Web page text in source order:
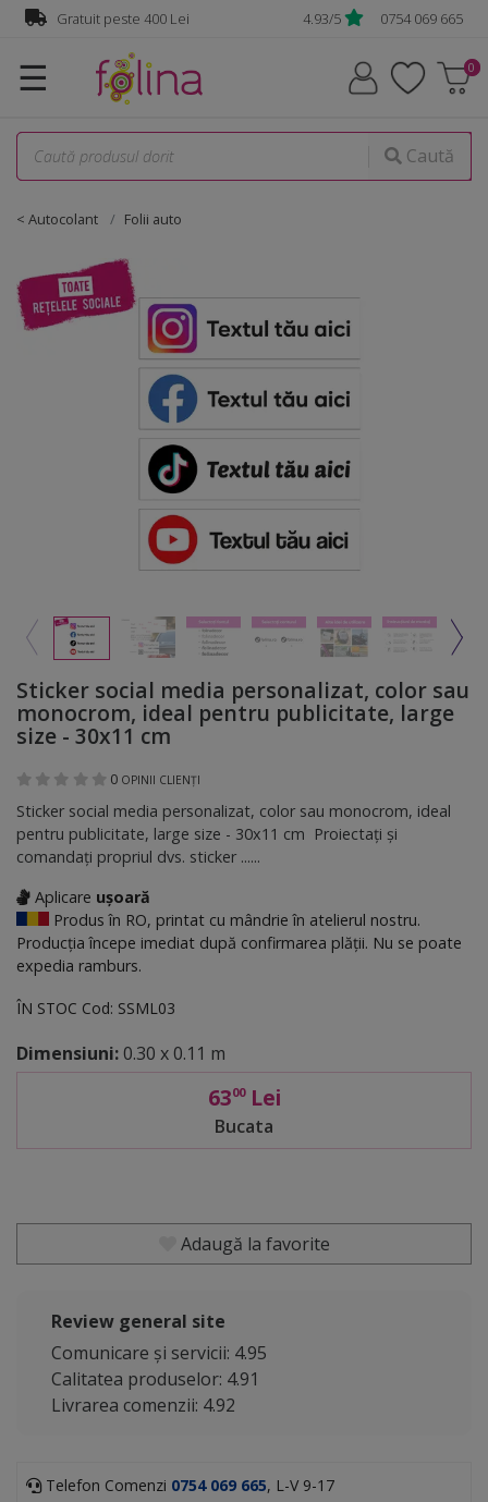
Gratuit peste 400 Lei 4.93/5 0754 069 665
☰
Caută
< Autocolant Folii auto
Sticker social media personalizat, color sau
monocrom, ideal pentru publicitate, large
size - 30x11 cm
0 OPINII CLIENȚI
Sticker social media personalizat, color sau monocrom, ideal
pentru publicitate, large size - 30x11 cm Proiectați și
comandați propriul dvs. sticker ......
Aplicare ușoară
Produs în RO, printat cu mândrie în atelierul nostru.
Producția începe imediat după confirmarea plății. Nu se poate
expedia ramburs.
ÎN STOC Cod: SSML03
Dimensiuni:0.30 x 0.11 m
6300Lei
Bucata
Adaugă la favorite
Review general site
Comunicare și servicii: 4.95
Calitatea produselor: 4.91
Livrarea comenzii: 4.92
Telefon Comenzi 0754 069 665, L-V 9-17